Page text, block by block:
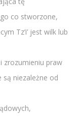
co stworzone,
Tz’i’ jest wilk lub
i zrozumieniu praw
niezależne od